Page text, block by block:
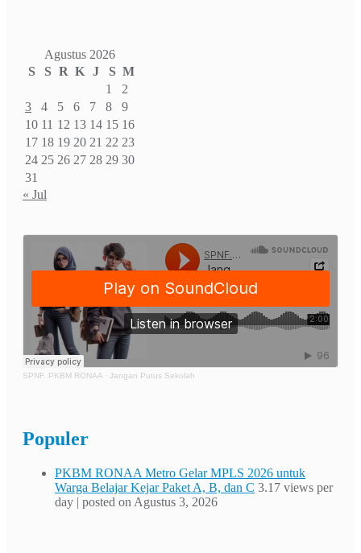
Agustus 2026
S
S R K J S M
1
2
3
4 5 6 7 8
9
10 11 12 13 14 15 16
17 18 19 20 21 22 23
24 25 26 27 28 29 30
31
« Jul
SPNF. PKBM RONAA · Jangan Putus Sekolah
Populer
PKBM RONAA Metro Gelar MPLS 2026 untuk
Warga Belajar Kejar Paket A, B, dan C 3.17 views per
day | posted on Agustus 3, 2026